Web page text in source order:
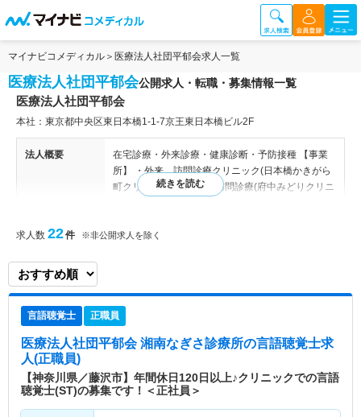
マイナビコメディカル 医療法人社団平郁会求人一覧
医療法人社団平郁会公開求人・転職・募集情報一覧
医療法人社団平郁会
本社：東京都中央区東日本橋1‐1‐7京王東日本橋ビル2F
法人概要
在宅診療・外来診療・健康診断・予防接種 【事業
所】 ・外来、訪問診療クリニック(日本橋かきがら
町クリニック) ・外来、訪問診療(府中みどりクリニ
荏田クリニック) ・訪問診療(日吉斎藤クリニック)
ック) ・訪問診療(みんなの札幌クリニック) ・訪問
診療(みんなの在宅クリニック長野)
病院情報補足 電子カルテ導入済み
求人数 22件 ※非公開求人を除く
言語聴覚士 正職員
医療法人社団平郁会 湘南なぎさ診療所の言語聴覚士求
人(正職員)
【神奈川県／藤沢市】年間休日120日以上♪クリニックでの言語
聴覚士(ST)の募集です！＜正社員＞